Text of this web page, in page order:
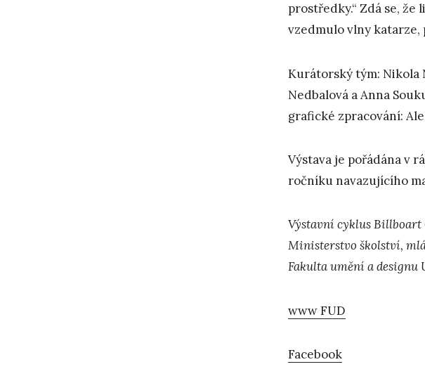
prostředky.“ Zdá se,
vzedmulo vlny katarze,
Kurátorský tým: Nikola
Nedbalová a Anna
grafické zpracování:
Výstava je pořádána v
ročníku navazujícího
Výstavní cyklus Billboart
Ministerstvo školství,
Fakulta umění a designu
www FUD
Facebook